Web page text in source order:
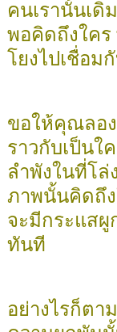
คนเรานั้นเดิ
พอคิดถึงใคร
โยงไปเชื่อ
ขอให้คุณลอง
ราวกับเป็น
ลำพังในที่โ
ภาพนั้นคิดถึ
จะมีกระแส
ทันที
อย่างไรก็ต